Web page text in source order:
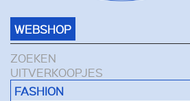
WEBSHOP
ZOEKEN
UITVERKOOPJES
FASHION